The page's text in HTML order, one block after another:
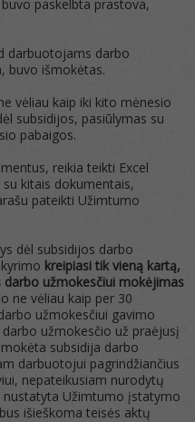
paskelbta prastova,
darbuotojams darbo
buvo išmokėtas.
vėliau kaip iki kito mėnesio
subsidijos, pasiūlymas su
pabaigos.
reikia teikti Excel
kitais dokumentais,
pateikti Užimtumo
dėl subsidijos darbo
kreipiasi tik vieną kartą,
darbo užmokesčiui mokėjimas
ne vėliau kaip per 30
užmokesčiui gavimo
užmokesčio už praėjusį
subsidija darbo
darbuotojui pagrindžiančius
nepateikusiam nurodytų
Užimtumo įstatymo
išieškoma teisės aktų